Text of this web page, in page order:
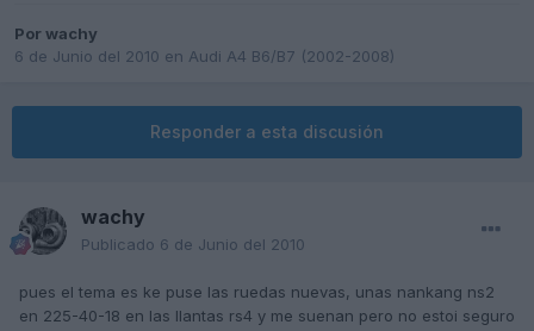
Porwachy
6 de Junio del 2010 en Audi A4 B6/B7 (2002-2008)
Responder a esta discusión
wachy
Publicado 6 de Junio del 2010
pues el tema es ke puse las ruedas nuevas, unas nankang ns2
en 225-40-18 en las llantas rs4 y me suenan pero no estoi seguro